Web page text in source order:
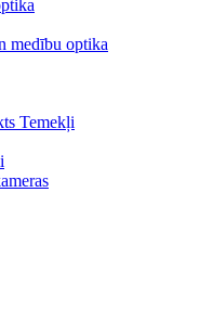
medību optika
Temekļi